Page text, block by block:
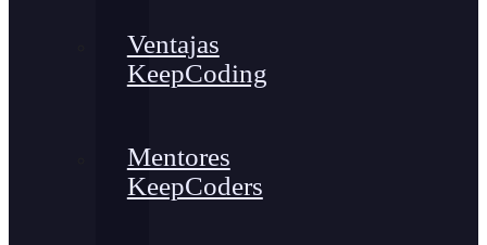
Ventajas
KeepCoding
Mentores
KeepCoders